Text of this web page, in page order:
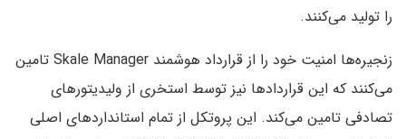
را تولید می‌کنند.
زنجیره‌ها امنیت خود را از قرارداد هوشمند Skale Manager تامین
می‌کنند که این قراردادها نیز توسط استخری از ولیدیتورهای
تصادفی تامین می‌کند. این پروتکل از تمام استانداردهای اصلی